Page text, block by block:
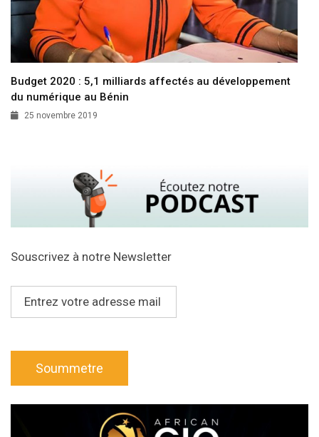
Budget 2020 : 5,1 milliards affectés au développement
du numérique au Bénin
25 novembre 2019
Souscrivez à notre Newsletter